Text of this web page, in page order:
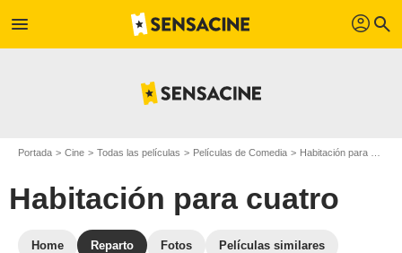
menu profil search
Portada Cine Todas las películas Películas de Comedia Habitación para cuatro
Habitación para cuatro
Home Reparto Fotos Películas similares